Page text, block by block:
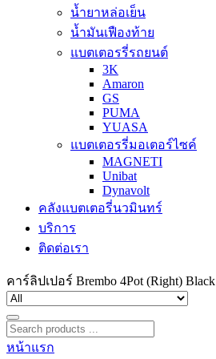
น้ำยาหล่อเย็น
น้ำมันเฟืองท้าย
แบตเตอรรี่รถยนต์
3K
Amaron
GS
PUMA
YUASA
แบตเตอรรี่มอเตอร์ไซค์
MAGNETI
Unibat
Dynavolt
คลังแบตเตอรี่นวมินทร์
บริการ
ติดต่อเรา
คาร์ลิปเปอร์ Brembo 4Pot (Right) Black
หน้าแรก